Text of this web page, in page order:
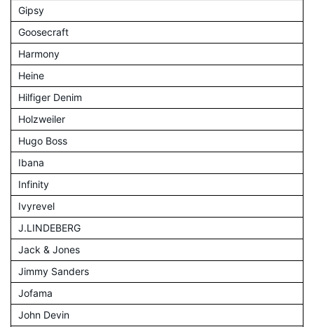
Gipsy
Goosecraft
Harmony
Heine
Hilfiger Denim
Holzweiler
Hugo Boss
Ibana
Infinity
Ivyrevel
J.LINDEBERG
Jack & Jones
Jimmy Sanders
Jofama
John Devin